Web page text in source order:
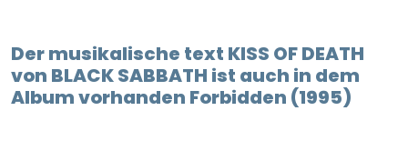
Der musikalische text KISS OF DEATH
von BLACK SABBATH ist auch in dem
Album vorhanden Forbidden (1995)